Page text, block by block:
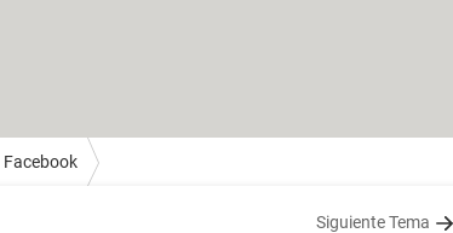
Facebook
Siguiente Tema